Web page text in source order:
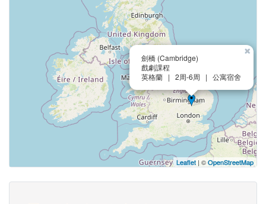
劍橋 (Cambridge)
戲劇課程
英格蘭 | 2周-6周 | 公寓宿舍
×
Leaflet | ©OpenStreetMap